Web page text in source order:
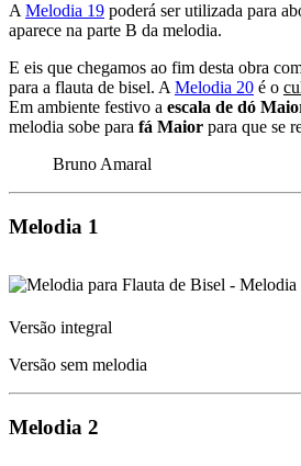
A Melodia 19 poderá ser utilizada para
aparece na parte B da melodia.
E eis que chegamos ao fim desta obra
para a flauta de bisel. A Melodia 20 é o
Em ambiente festivo a escala de dó
melodia sobe para fá Maior para que se
Bruno Amaral
Melodia 1
Versão integral
Versão sem melodia
Melodia 2